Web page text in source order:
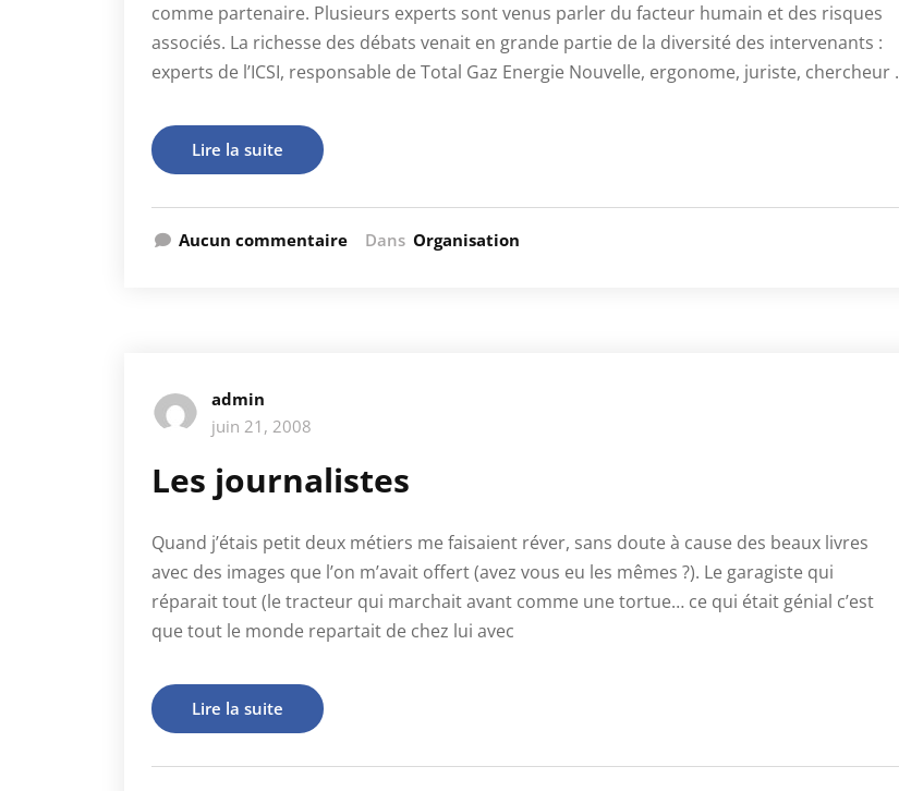
comme partenaire. Plusieurs experts sont venus parler du facteur humain et des risques
associés. La richesse des débats venait en grande partie de la diversité des intervenants :
experts de l’ICSI, responsable de Total Gaz Energie Nouvelle, ergonome, juriste, chercheur .
Lire la suite
Aucun commentaire Dans Organisation
admin
juin 21, 2008
Les journalistes
Quand j’étais petit deux métiers me faisaient réver, sans doute à cause des beaux livres
avec des images que l’on m’avait offert (avez vous eu les mêmes ?). Le garagiste qui
réparait tout (le tracteur qui marchait avant comme une tortue… ce qui était génial c’est
que tout le monde repartait de chez lui avec
Lire la suite